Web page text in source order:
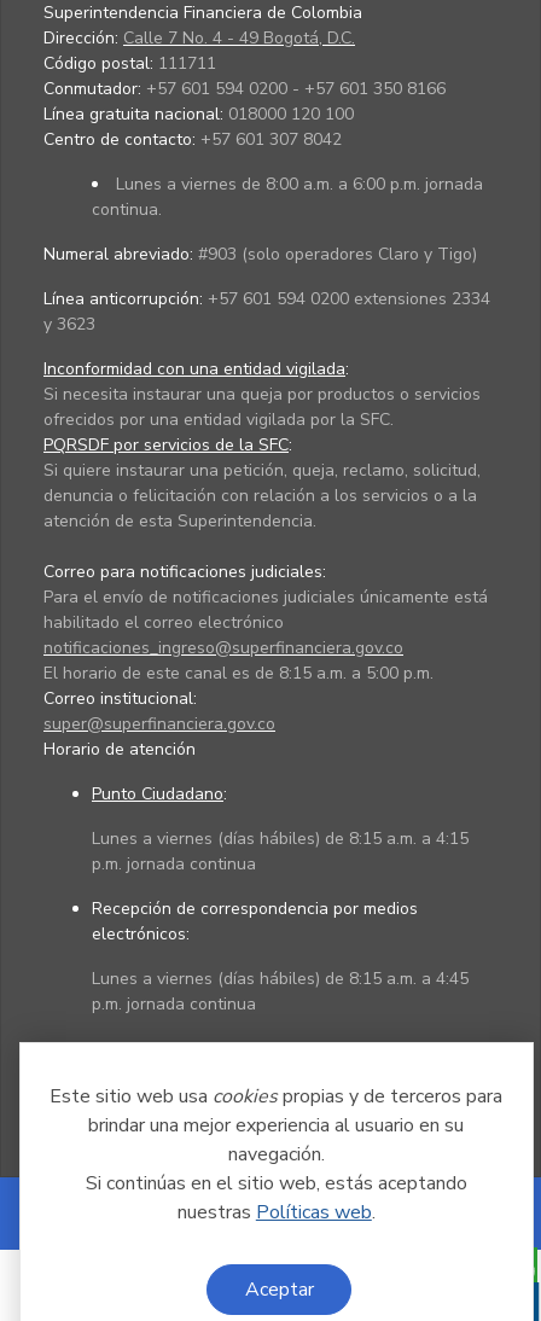
Este sitio web usa cookiespropias y de terceros para
brindar una mejor experiencia al usuario en su
navegación.
Si continúas en el sitio web, estás aceptando
nuestras Políticas web.
Aceptar
Superintendencia Financiera de Colombia
Dirección: Calle 7 No. 4 - 49 Bogotá, D.C.
Código postal: 111711
Conmutador: +57 601 594 0200 - +57 601 350 8166
Línea gratuita nacional: 018000 120 100
Centro de contacto: +57 601 307 8042
Lunes a viernes de 8:00 a.m. a 6:00 p.m. jornada
continua.
Numeral abreviado: #903 (solo operadores Claro y Tigo)
Línea anticorrupción: +57 601 594 0200 extensiones 2334
y 3623
Inconformidad con una entidad vigilada:
Si necesita instaurar una queja por productos o servicios
ofrecidos por una entidad vigilada por la SFC.
PQRSDF por servicios de la SFC:
Si quiere instaurar una petición, queja, reclamo, solicitud,
denuncia o felicitación con relación a los servicios o a la
atención de esta Superintendencia.
Correo para notificaciones judiciales:
Para el envío de notificaciones judiciales únicamente está
habilitado el correo electrónico
notificaciones_ingreso@superfinanciera.gov.co
El horario de este canal es de 8:15 a.m. a 5:00 p.m.
Correo institucional:
super@superfinanciera.gov.co
Horario de atención
Punto Ciudadano:
Lunes a viernes (días hábiles) de 8:15 a.m. a 4:15
p.m. jornada continua
Recepción de correspondencia por medios
electrónicos:
Lunes a viernes (días hábiles) de 8:15 a.m. a 4:45
p.m. jornada continua
Powered by Nexura